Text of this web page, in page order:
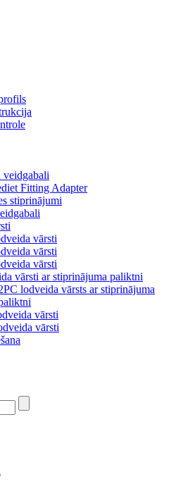
Fitting Adapter
stiprinājumi
vārsti
vārsti
vārsti
vārsti ar stiprinājuma paliktni
lodveida vārsts ar stiprinājuma
vārsti
vārsti